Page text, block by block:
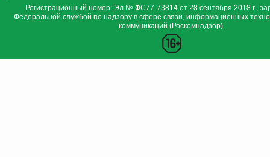
Регистрационный номер: Эл № ФС77-73814 от 28 сентября 2018 г.,
Федеральной службой по надзору в сфере связи, информационных
коммуникаций (Роскомнадзор).